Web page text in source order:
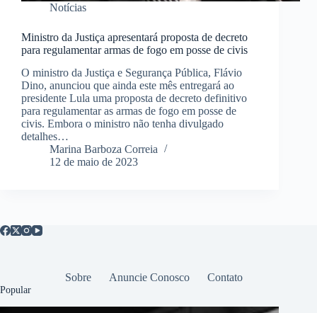
Notícias
Ministro da Justiça apresentará proposta de decreto
para regulamentar armas de fogo em posse de civis
O ministro da Justiça e Segurança Pública, Flávio
Dino, anunciou que ainda este mês entregará ao
presidente Lula uma proposta de decreto definitivo
para regulamentar as armas de fogo em posse de
civis. Embora o ministro não tenha divulgado
detalhes…
Marina Barboza Correia
12 de maio de 2023
Sobre Anuncie Conosco Contato
Popular